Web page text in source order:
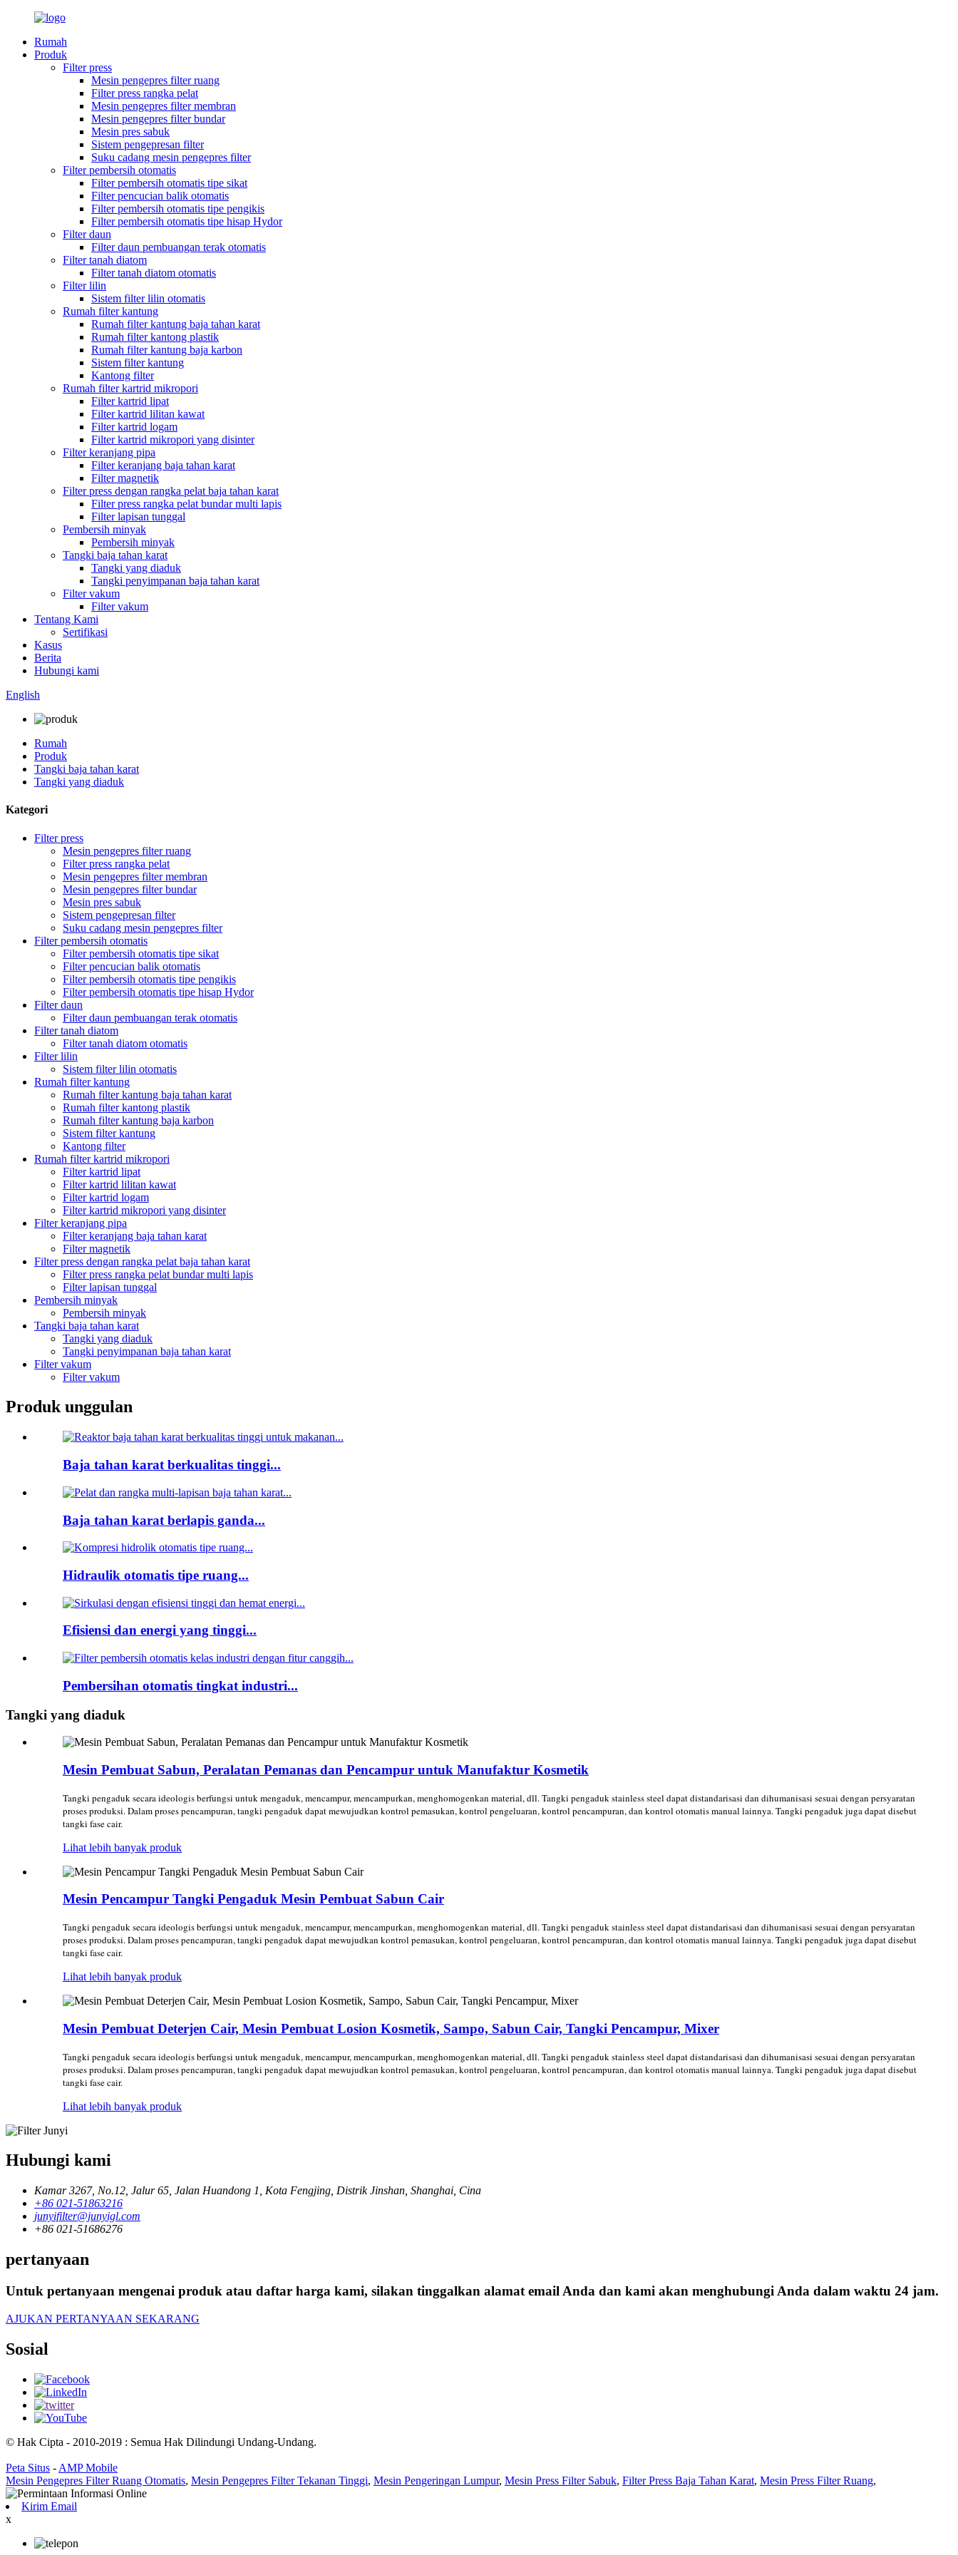
Rumah
Produk
Filter press
Mesin pengepres filter ruang
Filter press rangka pelat
Mesin pengepres filter membran
Mesin pengepres filter bundar
Mesin pres sabuk
Sistem pengepresan filter
Suku cadang mesin pengepres filter
Filter pembersih otomatis
Filter pembersih otomatis tipe sikat
Filter pencucian balik otomatis
Filter pembersih otomatis tipe pengikis
Filter pembersih otomatis tipe hisap Hydor
Filter daun
Filter daun pembuangan terak otomatis
Filter tanah diatom
Filter tanah diatom otomatis
Filter lilin
Sistem filter lilin otomatis
Rumah filter kantung
Rumah filter kantung baja tahan karat
Rumah filter kantong plastik
Rumah filter kantung baja karbon
Sistem filter kantung
Kantong filter
Rumah filter kartrid mikropori
Filter kartrid lipat
Filter kartrid lilitan kawat
Filter kartrid logam
Filter kartrid mikropori yang disinter
Filter keranjang pipa
Filter keranjang baja tahan karat
Filter magnetik
Filter press dengan rangka pelat baja tahan karat
Filter press rangka pelat bundar multi lapis
Filter lapisan tunggal
Pembersih minyak
Pembersih minyak
Tangki baja tahan karat
Tangki yang diaduk
Tangki penyimpanan baja tahan karat
Filter vakum
Filter vakum
Tentang Kami
Sertifikasi
Kasus
Berita
Hubungi kami
English
Rumah
Produk
Tangki baja tahan karat
Tangki yang diaduk
Kategori
Filter press
Mesin pengepres filter ruang
Filter press rangka pelat
Mesin pengepres filter membran
Mesin pengepres filter bundar
Mesin pres sabuk
Sistem pengepresan filter
Suku cadang mesin pengepres filter
Filter pembersih otomatis
Filter pembersih otomatis tipe sikat
Filter pencucian balik otomatis
Filter pembersih otomatis tipe pengikis
Filter pembersih otomatis tipe hisap Hydor
Filter daun
Filter daun pembuangan terak otomatis
Filter tanah diatom
Filter tanah diatom otomatis
Filter lilin
Sistem filter lilin otomatis
Rumah filter kantung
Rumah filter kantung baja tahan karat
Rumah filter kantong plastik
Rumah filter kantung baja karbon
Sistem filter kantung
Kantong filter
Rumah filter kartrid mikropori
Filter kartrid lipat
Filter kartrid lilitan kawat
Filter kartrid logam
Filter kartrid mikropori yang disinter
Filter keranjang pipa
Filter keranjang baja tahan karat
Filter magnetik
Filter press dengan rangka pelat baja tahan karat
Filter press rangka pelat bundar multi lapis
Filter lapisan tunggal
Pembersih minyak
Pembersih minyak
Tangki baja tahan karat
Tangki yang diaduk
Tangki penyimpanan baja tahan karat
Filter vakum
Filter vakum
Produk unggulan
Baja tahan karat berkualitas tinggi...
Baja tahan karat berlapis ganda...
Hidraulik otomatis tipe ruang...
Efisiensi dan energi yang tinggi...
Pembersihan otomatis tingkat industri...
Tangki yang diaduk
Mesin Pembuat Sabun, Peralatan Pemanas dan Pencampur untuk Manufaktur Kosmetik
Tangki pengaduk secara ideologis berfungsi untuk mengaduk, mencampur, mencampurkan, menghomogenkan material, dll. Tangki pengaduk stainless steel dapat distandarisasi dan dihumanisasi sesuai dengan persyaratan
proses produksi. Dalam proses pencampuran, tangki pengaduk dapat mewujudkan kontrol pemasukan, kontrol pengeluaran, kontrol pencampuran, dan kontrol otomatis manual lainnya. Tangki pengaduk juga dapat disebut
tangki fase cair.
Lihat lebih banyak produk
Mesin Pencampur Tangki Pengaduk Mesin Pembuat Sabun Cair
Tangki pengaduk secara ideologis berfungsi untuk mengaduk, mencampur, mencampurkan, menghomogenkan material, dll. Tangki pengaduk stainless steel dapat distandarisasi dan dihumanisasi sesuai dengan persyaratan
proses produksi. Dalam proses pencampuran, tangki pengaduk dapat mewujudkan kontrol pemasukan, kontrol pengeluaran, kontrol pencampuran, dan kontrol otomatis manual lainnya. Tangki pengaduk juga dapat disebut
tangki fase cair.
Lihat lebih banyak produk
Mesin Pembuat Deterjen Cair, Mesin Pembuat Losion Kosmetik, Sampo, Sabun Cair, Tangki Pencampur, Mixer
Tangki pengaduk secara ideologis berfungsi untuk mengaduk, mencampur, mencampurkan, menghomogenkan material, dll. Tangki pengaduk stainless steel dapat distandarisasi dan dihumanisasi sesuai dengan persyaratan
proses produksi. Dalam proses pencampuran, tangki pengaduk dapat mewujudkan kontrol pemasukan, kontrol pengeluaran, kontrol pencampuran, dan kontrol otomatis manual lainnya. Tangki pengaduk juga dapat disebut
tangki fase cair.
Lihat lebih banyak produk
Hubungi kami
Kamar 3267, No.12, Jalur 65, Jalan Huandong 1, Kota Fengjing, Distrik Jinshan, Shanghai, Cina
+86 021-51863216
junyifilter@junyigl.com
+86 021-51686276
pertanyaan
Untuk pertanyaan mengenai produk atau daftar harga kami, silakan tinggalkan alamat email Anda dan kami akan menghubungi Anda dalam waktu 24 jam.
AJUKAN PERTANYAAN SEKARANG
Sosial
© Hak Cipta - 2010-2019 : Semua Hak Dilindungi Undang-Undang.
Peta Situs - AMP Mobile
Mesin Pengepres Filter Ruang Otomatis, Mesin Pengepres Filter Tekanan Tinggi, Mesin Pengeringan Lumpur, Mesin Press Filter Sabuk, Filter Press Baja Tahan Karat, Mesin Press Filter Ruang,
Kirim Email
x